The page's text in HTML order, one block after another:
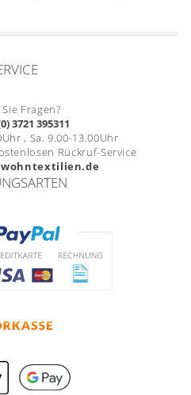
Fragen?
3721 395311
, Sa. 9.00-13.00Uhr
Rückruf-Service